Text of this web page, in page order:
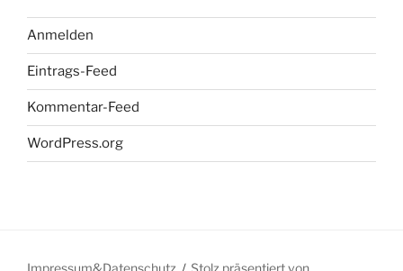
Anmelden
Eintrags-Feed
Kommentar-Feed
WordPress.org
Impressum&Datenschutz Stolz präsentiert von